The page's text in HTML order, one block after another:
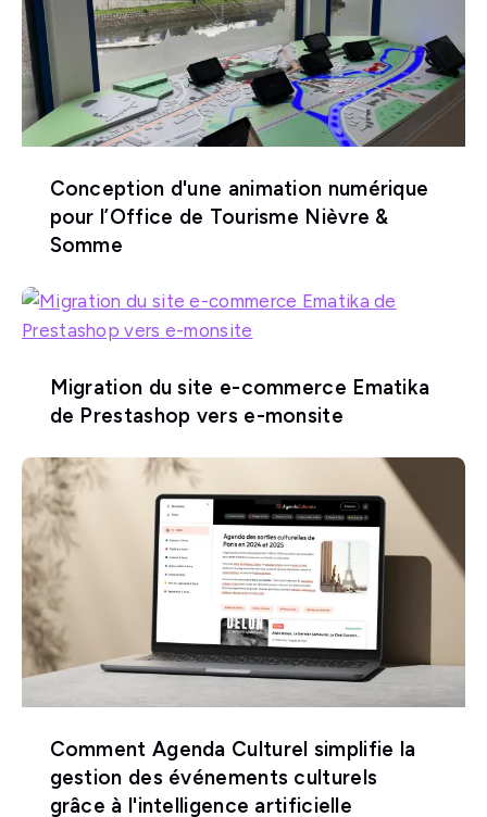
Conception d'une animation numérique
pour l’Office de Tourisme Nièvre &
Somme
Migration du site e-commerce Ematika
de Prestashop vers e-monsite
Comment Agenda Culturel simplifie la
gestion des événements culturels
grâce à l'intelligence artificielle